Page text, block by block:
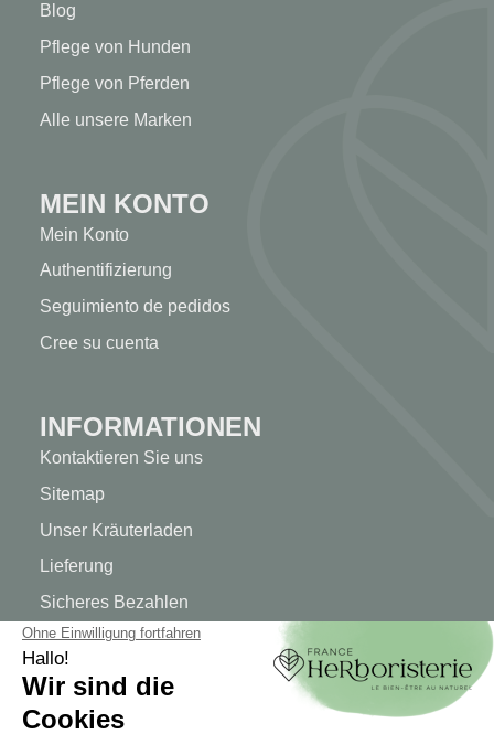
Blog
Pflege von Hunden
Pflege von Pferden
Alle unsere Marken
MEIN KONTO
Mein Konto
Authentifizierung
Seguimiento de pedidos
Cree su cuenta
INFORMATIONEN
Kontaktieren Sie uns
Sitemap
Unser Kräuterladen
Lieferung
Sicheres Bezahlen
RECHTLICHE HINWEISE
Rechtliche Hinweise